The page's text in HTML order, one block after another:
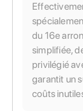
du 16e
simplifiée,
privilégié
garantit un
coûts